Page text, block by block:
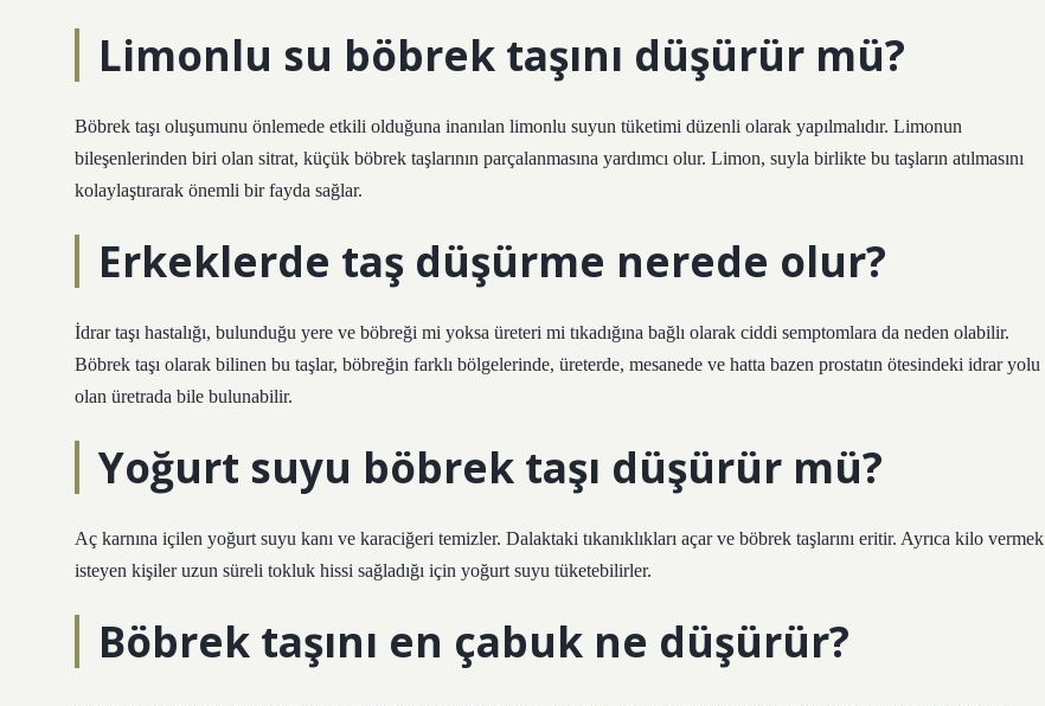
Limonlu su böbrek taşını düşürür mü?
Böbrek taşı oluşumunu önlemede etkili olduğuna inanılan limonlu suyun tüketimi düzenli olarak yapılmalıdır. Limonun
bileşenlerinden biri olan sitrat, küçük böbrek taşlarının parçalanmasına yardımcı olur. Limon, suyla birlikte bu taşların atılmasını
kolaylaştırarak önemli bir fayda sağlar.
Erkeklerde taş düşürme nerede olur?
İdrar taşı hastalığı, bulunduğu yere ve böbreği mi yoksa üreteri mi tıkadığına bağlı olarak ciddi semptomlara da neden olabilir.
Böbrek taşı olarak bilinen bu taşlar, böbreğin farklı bölgelerinde, üreterde, mesanede ve hatta bazen prostatın ötesindeki idrar yolu
olan üretrada bile bulunabilir.
Yoğurt suyu böbrek taşı düşürür mü?
Aç karnına içilen yoğurt suyu kanı ve karaciğeri temizler. Dalaktaki tıkanıklıkları açar ve böbrek taşlarını eritir. Ayrıca kilo vermek
isteyen kişiler uzun süreli tokluk hissi sağladığı için yoğurt suyu tüketebilirler.
Böbrek taşını en çabuk ne düşürür?